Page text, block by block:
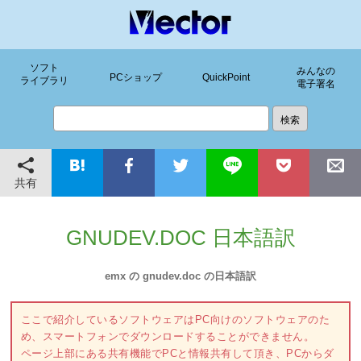
ソフト
ライブラリ
PCショップ QuickPoint
みんなの
電子署名
共有
GNUDEV.DOC 日本語訳
emx の gnudev.doc の日本語訳
ここで紹介しているソフトウェアはPC向けのソフトウェアのた
め、スマートフォンでダウンロードすることができません。
ページ上部にある共有機能でPCと情報共有して頂き、PCからダ